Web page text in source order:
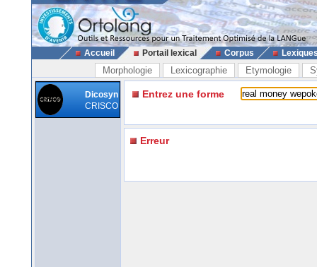
Accueil Portail lexical Corpus
Morphologie Lexicographie Etymologie
Dicosyn
CRISCO
Entrez une forme
Erreur